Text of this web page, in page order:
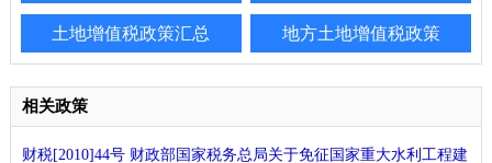
土地增值税政策汇总 地方土地增值税政策
相关政策
财税[2010]44号 财政部国家税务总局关于免征国家重大水利工程建